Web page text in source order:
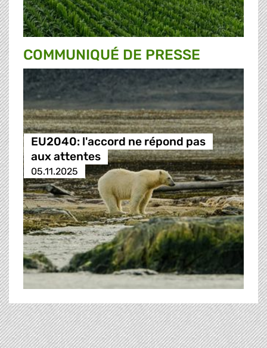
COMMUNIQUÉ DE PRESSE
EU2040: l'accord ne répond pas
aux attentes
05.11.2025